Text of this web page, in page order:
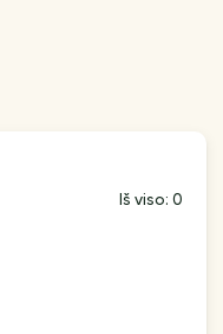
Iš viso: 0